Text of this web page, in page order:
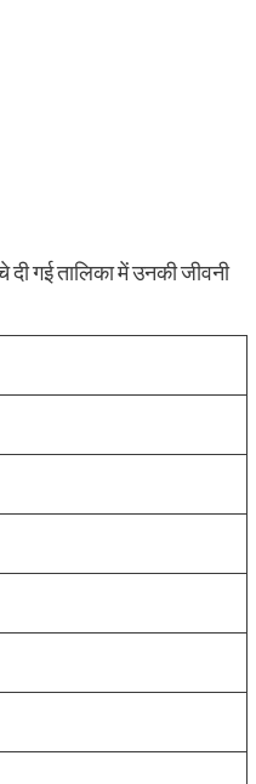
गई तालिका में उनकी जीवनी